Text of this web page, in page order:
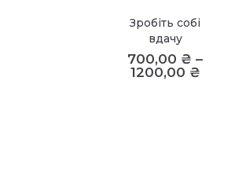
Зробіть собі
вдачу
700,00 ₴ –
1200,00 ₴